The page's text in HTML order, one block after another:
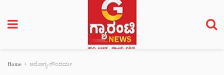
Home ಆರೋಗ್ಯ-ಸೌಂದರ್ಯ